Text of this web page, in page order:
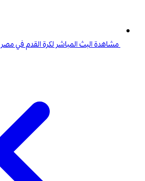
مشاهدة البث المباشر لكرة القدم في مصر